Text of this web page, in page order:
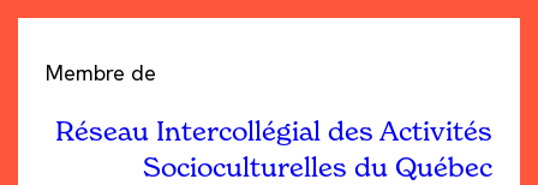
Membre de
Réseau Intercollégial des Activités
Socioculturelles du Québec